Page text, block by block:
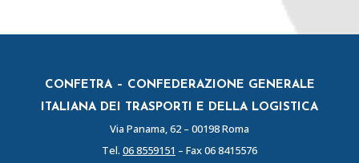
CONFETRA – CONFEDERAZIONE GENERALE
ITALIANA DEI TRASPORTI E DELLA LOGISTICA
Via Panama, 62 – 00198 Roma
Tel. 06 8559151 – Fax 06 8415576